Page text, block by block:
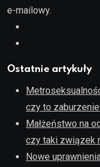
e-mailowy.
Ostatnie artykuły
czy to
Małżeństwo na
czy taki związek
Nowe